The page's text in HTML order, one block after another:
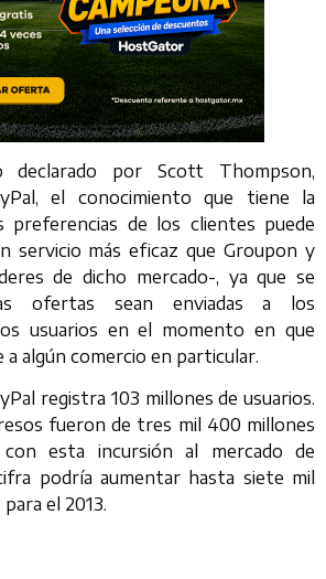
por Scott Thompson,
el conocimiento que tiene la
preferencias de los clientes puede
servicio más eficaz que Groupon y
de dicho mercado-, ya que se
ofertas sean enviadas a los
usuarios en el momento en que
algún comercio en particular.
registra 103 millones de usuarios.
fueron de tres mil 400 millones
esta incursión al mercado de
podría aumentar hasta siete mil
el 2013.